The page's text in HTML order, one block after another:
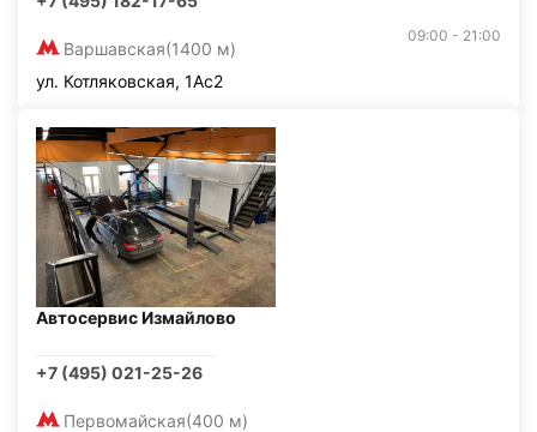
Варшавская(1400 м)
09:00 - 21:00
ул. Котляковская, 1Ас2
Автосервис Измайлово
+7 (495) 021-25-26
Первомайская(400 м)